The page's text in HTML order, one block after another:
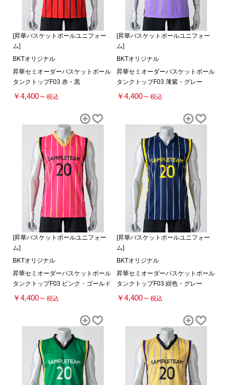
[昇華バスケットボールユニフォー
ム]
BKTオリジナル
昇華セミオーダーバスケットボール
タンクトップF03 赤・黒
￥4,400～税込
[昇華バスケットボールユニフォー
ム]
BKTオリジナル
昇華セミオーダーバスケットボール
タンクトップF03 薄紫・グレー
￥4,400～ 税込
[昇華バスケットボールユニフォー
ム]
BKTオリジナル
昇華セミオーダーバスケットボール
タンクトップF03 ピンク・ゴールド
￥4,400～税込
[昇華バスケットボールユニフォー
ム]
BKTオリジナル
昇華セミオーダーバスケットボール
タンクトップF03 紺色・グレー
￥4,400～ 税込